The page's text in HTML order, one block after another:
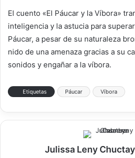
El cuento «El Páucar y la Víbora»
inteligencia y la astucia para
Páucar, a pesar de su naturaleza
nido de una amenaza gracias a su
sonidos y engañar a la víbora.
Etiquetas Páucar Víbora
Julissa Leny